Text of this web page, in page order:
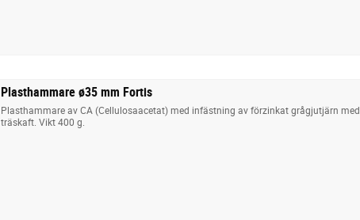
Plasthammare ø35 mm Fortis
Plasthammare av CA (Cellulosaacetat) med infästning av förzinkat grågjutjärn med
träskaft. Vikt 400 g.